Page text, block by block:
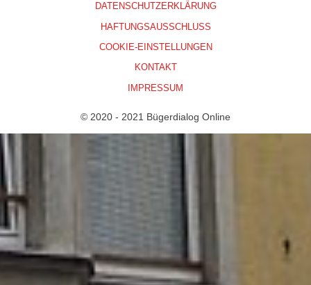
DATENSCHUTZERKLÄRUNG
HAFTUNGSAUSSCHLUSS
COOKIE-EINSTELLUNGEN
KONTAKT
IMPRESSUM
© 2020 - 2021 Bügerdialog Online